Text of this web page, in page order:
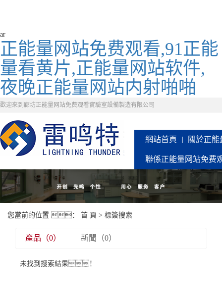
ar
正能量网站免费观看,91正能
量看黄片,正能量网站软件,
夜晚正能量网站内射啪啪
歡迎來到廊坊正能量网站免费观看實驗室設備製造有限公司
網站首頁 關於正
聯係正能量网站免费
您當前的位置 ： 首 頁 > 標簽搜索
產品（0） 新聞（0）
未找到搜索結果！